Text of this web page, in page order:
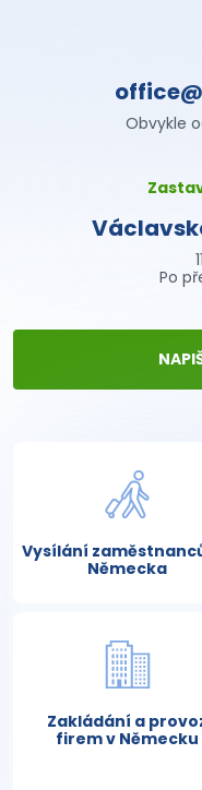
Obvykle
Po
Vysílání
Německa
Zakládání a
firem v Německu